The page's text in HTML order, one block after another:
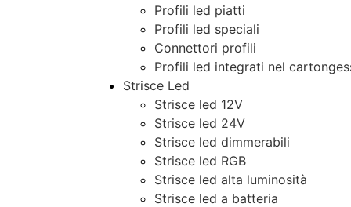
Profili led piatti
Profili led speciali
Connettori profili
Profili led integrati nel
Strisce Led
Strisce led 12V
Strisce led 24V
Strisce led dimmerabili
Strisce led RGB
Strisce led alta luminosità
Strisce led a batteria